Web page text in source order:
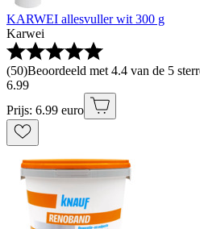
KARWEI allesvuller wit 300 g
Karwei
(50)Beoordeeld met 4.4 van de 5
6.99
Prijs: 6.99 euro